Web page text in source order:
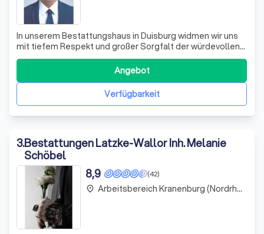
In unserem Bestattungshaus in Duisburg widmen wir uns
mit tiefem Respekt und großer Sorgfalt der würdevollen
Verabschiedung Ihrer Liebsten. Wir verstehen, dass der
Abschied von einem geliebten Menschen eine sehr
persönliche Angelegenheit ist, und setzen alles daran,
diesen so einfühlsam und individu
Verfügbarkeit
Angebot
3.Bestattungen Latzke-Wallor Inh. Melanie
Schöbel
(42)
8,9
place Arbeitsbereich Kranenburg (Nordrhein-Westfalen)